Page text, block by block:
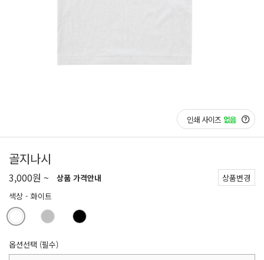
인쇄 사이즈 없음
골지나시
3,000원 ~ 상품 가격안내
상품변경
색상 - 화이트
옵션선택 (필수)